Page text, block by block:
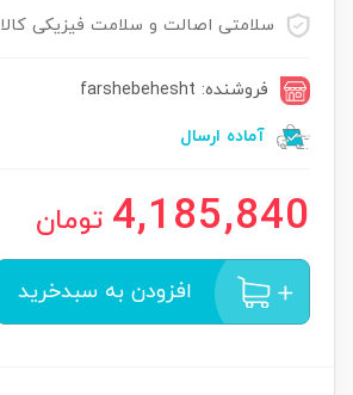
سلامتی اصالت و سلامت فیزیکی کالا
فروشنده: farshebehesht
آماده ارسال
4,185,840 تومان
افزودن به سبدخرید